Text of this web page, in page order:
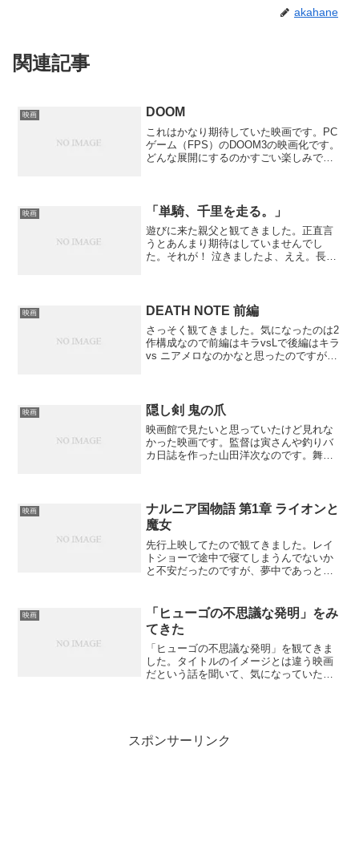
akahane
関連記事
映画 DOOM
これはかなり期待していた映画です。PC
ゲーム（FPS）のDOOM3の映画化です。
どんな展開にするのかすごい楽しみでし
でした。ゲームの設...
映画 「単騎、千里を走る。」
遊びに来た親父と観てきました。正直言
うとあんまり期待はしていませんでし
た。それが！ 泣きましたよ、ええ。長
め単身、中国雲南省に赴く。...
映画 DEATH NOTE 前編
さっそく観てきました。気になったのは2
作構成なので前編はキラvsLで後編はキラ
vs ニアメロなのかなと思ったのですがキ
映画 隠し剣 鬼の爪
映画館で見たいと思っていたけど見れな
かった映画です。監督は寅さんや釣りバ
カ日誌を作った山田洋次なのです。舞台
が湧いて来ます。主人...
映画
ナルニア国物語 第1章 ライオンと
魔女
先行上映してたので観てきました。レイ
トショーで途中で寝てしまうんでないか
と不安だったのですが、夢中であっとい
抗期の次男坊エドモンドがトラブルメー
カーなのです！何につ...
映画
「ヒューゴの不思議な発明」をみ
てきた
「ヒューゴの不思議な発明」を観てきま
した。タイトルのイメージとは違う映画
だという話を聞いて、気になっていたの
スポンサーリンク